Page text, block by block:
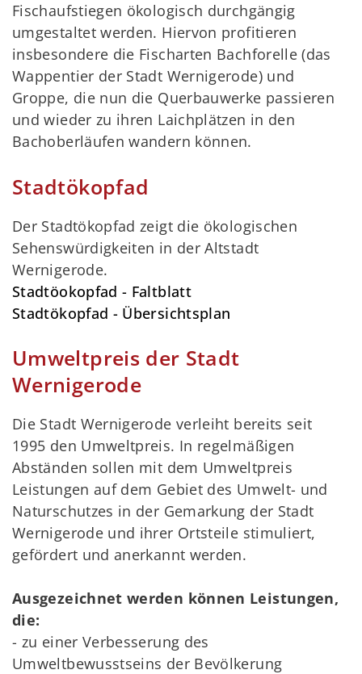
Fischaufstiegen ökologisch durchgängig
umgestaltet werden. Hiervon profitieren
insbesondere die Fischarten Bachforelle (das
Wappentier der Stadt Wernigerode) und
Groppe, die nun die Querbauwerke passieren
und wieder zu ihren Laichplätzen in den
Bachoberläufen wandern können.
Stadtökopfad
Der Stadtökopfad zeigt die ökologischen
Sehenswürdigkeiten in der Altstadt
Wernigerode.
Stadtöokopfad - Faltblatt
Stadtökopfad - Übersichtsplan
Umweltpreis der Stadt
Wernigerode
Die Stadt Wernigerode verleiht bereits seit
1995 den Umweltpreis. In regelmäßigen
Abständen sollen mit dem Umweltpreis
Leistungen auf dem Gebiet des Umwelt- und
Naturschutzes in der Gemarkung der Stadt
Wernigerode und ihrer Ortsteile stimuliert,
gefördert und anerkannt werden.
Ausgezeichnet werden können Leistungen,
die:
- zu einer Verbesserung des
Umweltbewusstseins der Bevölkerung